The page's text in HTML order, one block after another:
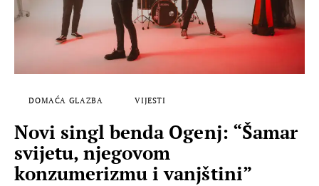
MUSIC BOX
DOMAĆA GLAZBA VIJESTI
Novi singl benda Ogenj: “Šamar
svijetu, njegovom
konzumerizmu i vanjštini”